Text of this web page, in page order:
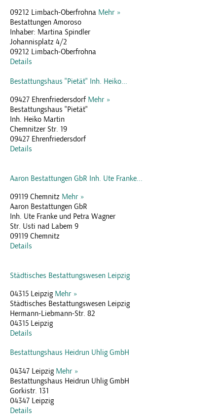
09212 Limbach-Oberfrohna Mehr »
Bestattungen Amoroso
Inhaber: Martina Spindler
Johannisplatz 4/2
09212 Limbach-Oberfrohna
Details
Bestattungshaus "Pietät" Inh. Heiko...
09427 Ehrenfriedersdorf Mehr »
Bestattungshaus "Pietät"
Inh. Heiko Martin
Chemnitzer Str. 19
09427 Ehrenfriedersdorf
Details
Aaron Bestattungen GbR Inh. Ute Franke...
09119 Chemnitz Mehr »
Aaron Bestattungen GbR
Inh. Ute Franke und Petra Wagner
Str. Usti nad Labem 9
09119 Chemnitz
Details
Städtisches Bestattungswesen Leipzig
04315 Leipzig Mehr »
Städtisches Bestattungswesen Leipzig
Hermann-Liebmann-Str. 82
04315 Leipzig
Details
Bestattungshaus Heidrun Uhlig GmbH
04347 Leipzig Mehr »
Bestattungshaus Heidrun Uhlig GmbH
Gorkistr. 131
04347 Leipzig
Details